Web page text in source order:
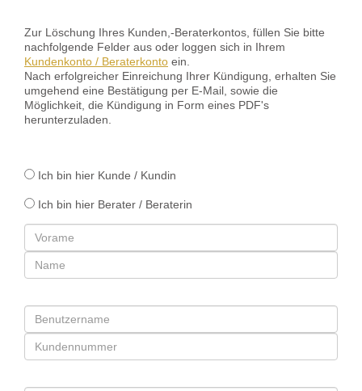
Zur Löschung Ihres Kunden,-Beraterkontos, füllen Sie bitte
nachfolgende Felder aus oder loggen sich in Ihrem
Kundenkonto / Beraterkonto ein.
Nach erfolgreicher Einreichung Ihrer Kündigung, erhalten Sie
umgehend eine Bestätigung per E-Mail, sowie die
Möglichkeit, die Kündigung in Form eines PDF's
herunterzuladen.
Ich bin hier Kunde / Kundin
Ich bin hier Berater / Beraterin